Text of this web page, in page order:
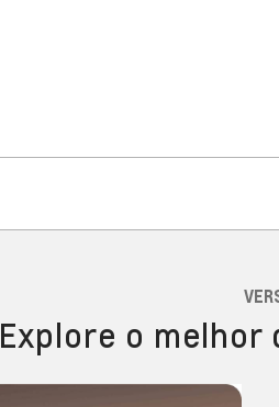
Explore o melhor